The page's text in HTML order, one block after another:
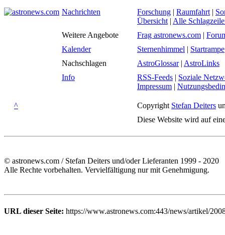
Nachrichten Forschung | Raumfahrt |
Übersicht | Alle
Weitere Angebote
Frag astronews.com |
Kalender
Sternenhimmel | Startrampe
Nachschlagen
AstroGlossar| AstroLinks
Info
RSS-Feeds | Soziale
Impressum |
^ Copyright Stefan Deiters
Diese Website wird auf
© astronews.com / Stefan Deiters und/oder Lieferanten 1999 - 2020
Alle Rechte vorbehalten. Vervielfältigung nur mit Genehmigung.
URL dieser Seite: https://www.astronews.com:443/news/artikel/